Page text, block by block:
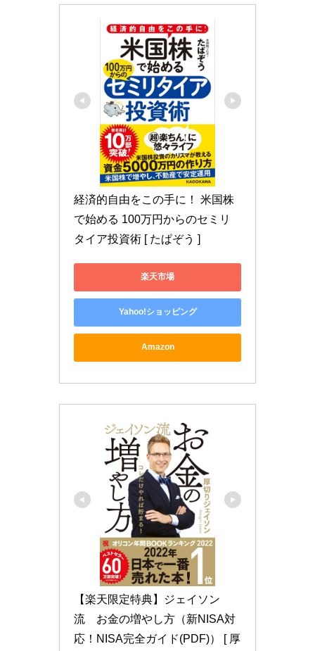
経済的自由をこの手に！ 米国株
で始める 100万円からのセミリ
タイア投資術 [ たぱぞう ]
楽天市場
Yahoo!ショッピング
Amazon
【楽天限定特典】ジェイソン
流　お金の増やし方（新NISA対
応！NISA完全ガイド(PDF)） [ 厚